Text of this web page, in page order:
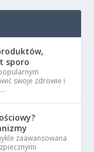
sporo
swoje zdrowie i
zaawansowana